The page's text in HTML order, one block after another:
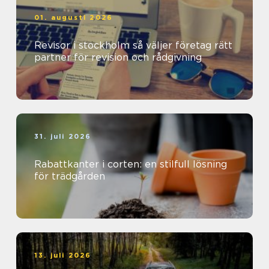
01. augusti 2026
Revisor i stockholm så väljer företag rätt
partner för revision och rådgivning
31. juli 2026
Rabattkanter i corten: en stilfull lösning
för trädgården
13. juli 2026